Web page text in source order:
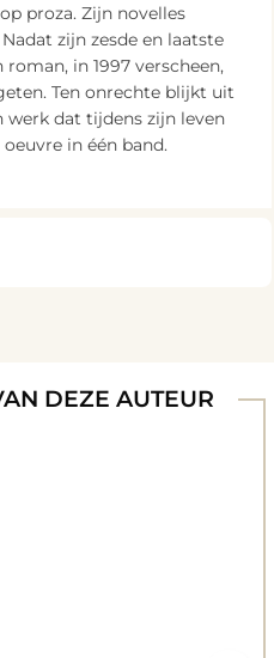
proza. Zijn novelles
zijn zesde en laatste
in 1997 verscheen,
Ten onrechte blijkt uit
werk dat tijdens zijn leven
in één band.
DEZE AUTEUR